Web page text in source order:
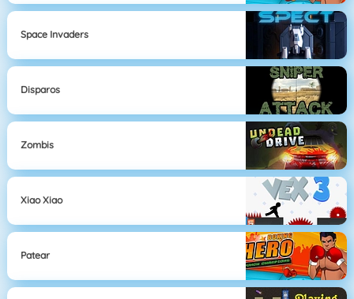
Space Invaders
Disparos
Zombis
Xiao Xiao
Patear